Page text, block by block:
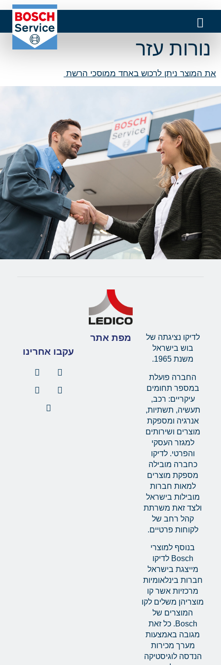
נורות עזר
את המוצר ניתן לרכוש באחד ממוסכי הרשת
לדיקו נציגתה של
בוש בישראל
משנת 1965.
החברה פועלת
במספר תחומים
עיקריים: רכב,
תעשיה, תשתיות,
אנרגיה ומספקת
מוצרים ושירותים
למגזר העסקי
והפרטי. לדיקו
כחברה מובילה
מספקת מוצרים
למאות חברות
מובילות בישראל
ולצד זאת משרתת
קהל רחב של
לקוחות פרטיים.
בנוסף למוצרי
Bosch לדיקו
מייצגת בישראל
חברות בינלאומיות
מרכזיות אשר קו
מוצריהן משלים לקו
המוצרים של
Bosch. כל זאת
מגובה באמצעות
מערך מכירות
הנדסה לוגיסטיקה
מפת אתר
עקבו אחרינו